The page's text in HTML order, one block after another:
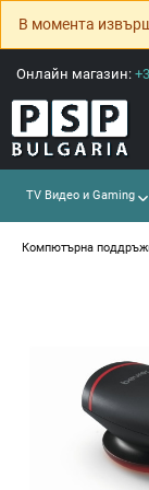
В момента
Онлайн магазин:
TV Видео и Gaming
Компютърна